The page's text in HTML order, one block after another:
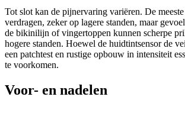
Tot slot kan de pijnervaring variëren. De
verdragen, zeker op lagere standen, maar
de bikinilijn of vingertoppen kunnen scherpe
hogere standen. Hoewel de huidtintsensor de
een patchtest en rustige opbouw in intensiteit
te voorkomen.
Voor- en nadelen